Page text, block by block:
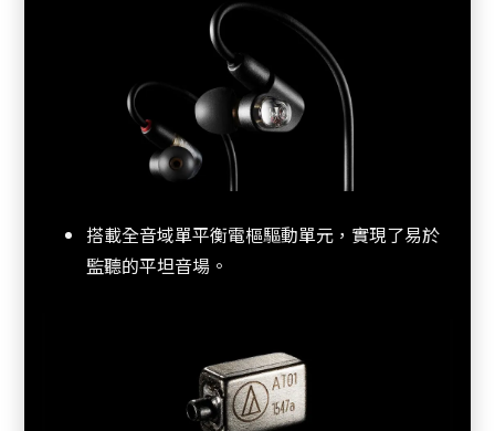
搭載全音域單平衡電樞驅動單元，實現了易於
監聽的平坦音場。